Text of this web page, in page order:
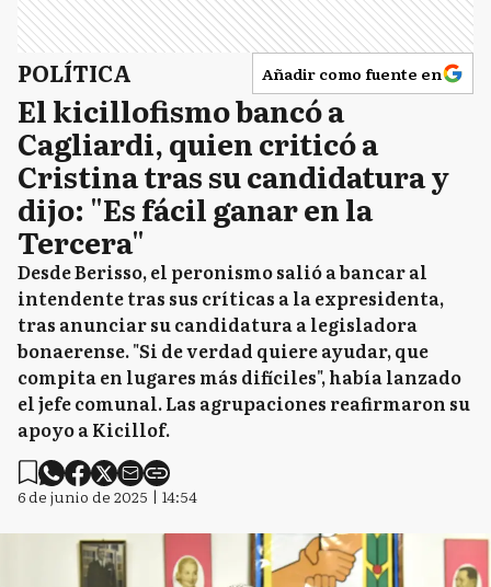
POLÍTICA Añadir como fuente en
El kicillofismo bancó a
Cagliardi, quien criticó a
Cristina tras su candidatura y
dijo: "Es fácil ganar en la
Tercera"
Desde Berisso, el peronismo salió a bancar al
intendente tras sus críticas a la expresidenta,
tras anunciar su candidatura a legisladora
bonaerense. "Si de verdad quiere ayudar, que
compita en lugares más difíciles", había lanzado
el jefe comunal. Las agrupaciones reafirmaron su
apoyo a Kicillof.
6 de junio de 2025 | 14:54